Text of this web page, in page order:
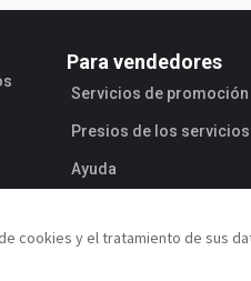
Para vendedores
Servicios de promoción
Presios de los servicios
Ayuda
cookies y el tratamiento de sus